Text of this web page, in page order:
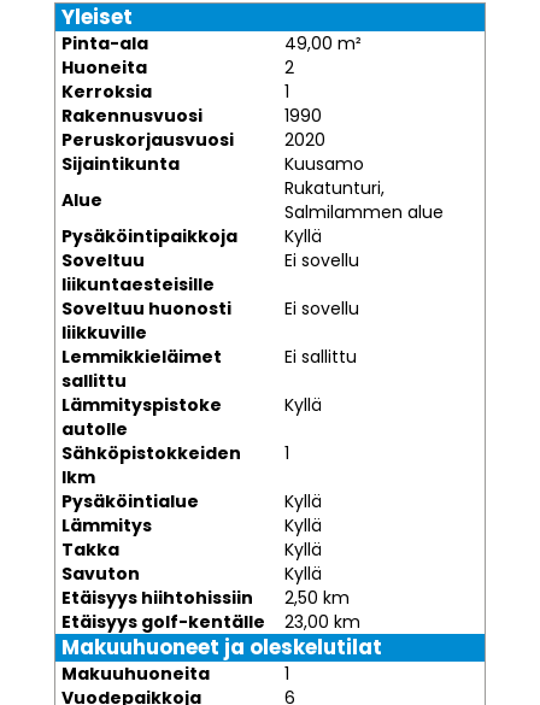
Yleiset
Pinta-ala
49,00 m²
Huoneita
2
Kerroksia
1
Rakennusvuosi
1990
Peruskorjausvuosi
2020
Sijaintikunta
Kuusamo
Alue
Rukatunturi,
Salmilammen alue
Pysäköintipaikkoja
Kyllä
Soveltuu
liikuntaesteisille
Ei sovellu
Soveltuu huonosti
liikkuville
Ei sovellu
Lemmikkieläimet
sallittu
Ei sallittu
Lämmityspistoke
autolle
Kyllä
Sähköpistokkeiden
lkm
1
Pysäköintialue
Kyllä
Lämmitys
Kyllä
Takka
Kyllä
Savuton
Kyllä
Etäisyys hiihtohissiin
2,50 km
Etäisyys golf-kentälle
23,00 km
Makuuhuoneet ja oleskelutilat
Makuuhuoneita
1
Vuodepaikkoja
6